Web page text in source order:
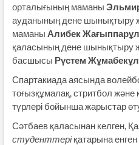
орталығының маманы
ауданының дене шынықтыру
маманы Алибек
қаласының дене шынықтыру
басшысы Рүстем
Спартакиада аясында
тоғызқұмалақ, стритбол және
түрлері бойынша жарыстар
Сәтбаев қаласынан келген,
студенттеріқатарына